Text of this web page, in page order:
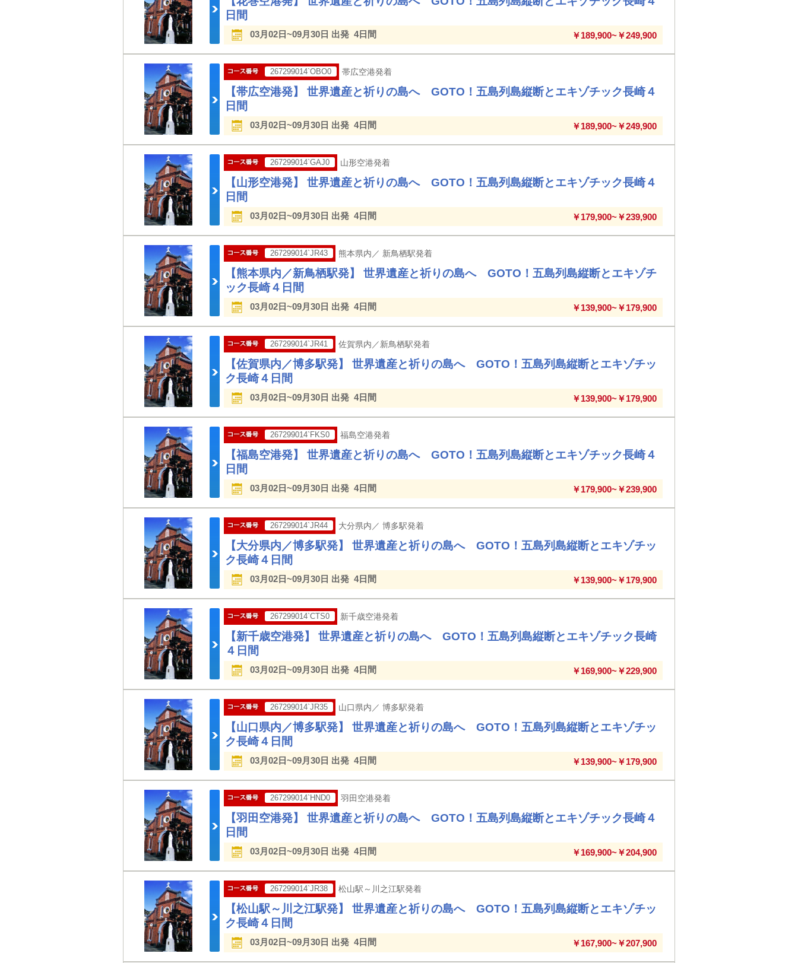
日間
03月02日~09月30日 出発 4日間 ￥189,900~￥249,900
267299014`OBO0 帯広空港発着
【帯広空港発】 世界遺産と祈りの島へ GOTO！五島列島縦断とエキゾチック長崎４
日間
03月02日~09月30日 出発 4日間 ￥189,900~￥249,900
267299014`GAJ0 山形空港発着
【山形空港発】 世界遺産と祈りの島へ GOTO！五島列島縦断とエキゾチック長崎４
日間
03月02日~09月30日 出発 4日間 ￥179,900~￥239,900
267299014`JR43 熊本県内／ 新鳥栖駅発着
【熊本県内／新鳥栖駅発】 世界遺産と祈りの島へ GOTO！五島列島縦断とエキゾチ
ック長崎４日間
03月02日~09月30日 出発 4日間 ￥139,900~￥179,900
267299014`JR41 佐賀県内／新鳥栖駅発着
【佐賀県内／博多駅発】 世界遺産と祈りの島へ GOTO！五島列島縦断とエキゾチッ
ク長崎４日間
03月02日~09月30日 出発 4日間 ￥139,900~￥179,900
267299014`FKS0 福島空港発着
【福島空港発】 世界遺産と祈りの島へ GOTO！五島列島縦断とエキゾチック長崎４
日間
03月02日~09月30日 出発 4日間 ￥179,900~￥239,900
267299014`JR44 大分県内／ 博多駅発着
【大分県内／博多駅発】 世界遺産と祈りの島へ GOTO！五島列島縦断とエキゾチッ
ク長崎４日間
03月02日~09月30日 出発 4日間 ￥139,900~￥179,900
267299014`CTS0 新千歳空港発着
【新千歳空港発】 世界遺産と祈りの島へ GOTO！五島列島縦断とエキゾチック長崎
４日間
03月02日~09月30日 出発 4日間 ￥169,900~￥229,900
267299014`JR35 山口県内／ 博多駅発着
【山口県内／博多駅発】 世界遺産と祈りの島へ GOTO！五島列島縦断とエキゾチッ
ク長崎４日間
03月02日~09月30日 出発 4日間 ￥139,900~￥179,900
267299014`HND0 羽田空港発着
【羽田空港発】 世界遺産と祈りの島へ GOTO！五島列島縦断とエキゾチック長崎４
日間
03月02日~09月30日 出発 4日間 ￥169,900~￥204,900
267299014`JR38 松山駅～川之江駅発着
【松山駅～川之江駅発】 世界遺産と祈りの島へ GOTO！五島列島縦断とエキゾチッ
ク長崎４日間
03月02日~09月30日 出発 4日間 ￥167,900~￥207,900